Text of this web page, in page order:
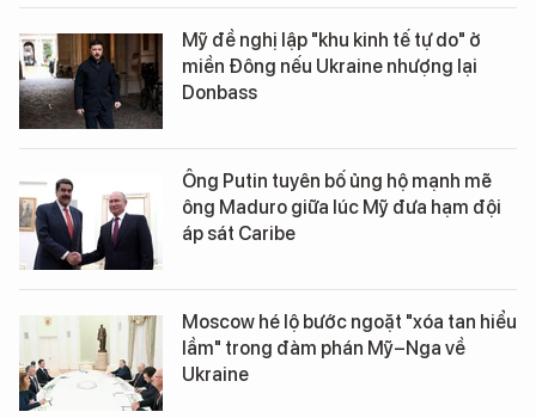
Mỹ đề nghị lập "khu kinh tế tự do" ở
miền Đông nếu Ukraine nhượng lại
Donbass
Ông Putin tuyên bố ủng hộ mạnh mẽ
ông Maduro giữa lúc Mỹ đưa hạm đội
áp sát Caribe
Moscow hé lộ bước ngoặt "xóa tan hiểu
lầm" trong đàm phán Mỹ–Nga về
Ukraine